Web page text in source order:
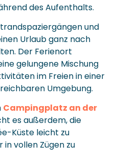
des Aufenthalts.
und
Urlaub ganz nach
Der Ferienort
gelungene Mischung
im Freien in einer
Umgebung.
Campingplatz an der
es außerdem, die
Küste leicht zu
vollen Zügen zu